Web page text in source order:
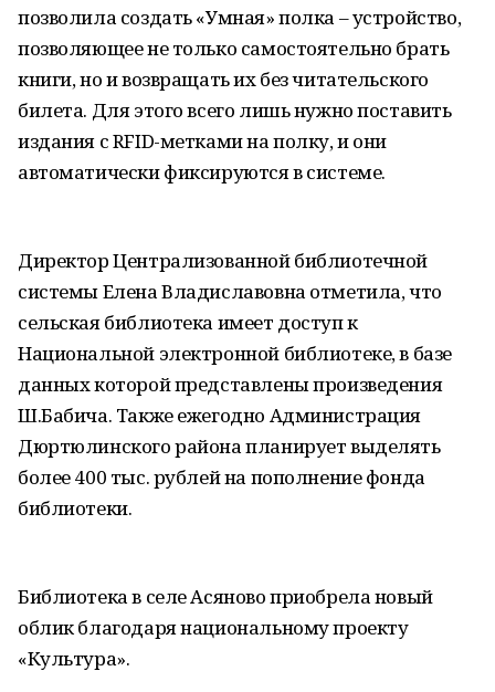
позволила создать «Умная» полка – устройство,
позволяющее не только самостоятельно брать
книги, но и возвращать их без читательского
билета. Для этого всего лишь нужно поставить
издания с RFID-метками на полку, и они
автоматически фиксируются в системе.
Директор Централизованной библиотечной
системы Елена Владиславовна отметила, что
сельская библиотека имеет доступ к
Национальной электронной библиотеке, в базе
данных которой представлены произведения
Ш.Бабича. Также ежегодно Администрация
Дюртюлинского района планирует выделять
более 400 тыс. рублей на пополнение фонда
библиотеки.
Библиотека в селе Асяново приобрела новый
облик благодаря национальному проекту
«Культура».